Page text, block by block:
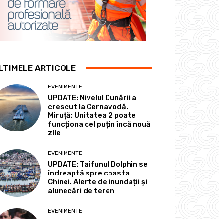
ARTICOLE
EVENIMENTE
UPDATE: Nivelul Dunării a
crescut la Cernavodă.
Miruță: Unitatea 2 poate
funcționa cel puțin încă nouă
zile
EVENIMENTE
UPDATE: Taifunul Dolphin se
îndreaptă spre coasta
Chinei. Alerte de inundații și
alunecări de teren
EVENIMENTE